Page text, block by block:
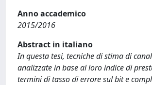
Anno accademico
2015/2016
Abstract in italiano
In questa tesi, tecniche di stima di
analizzate in base al loro indice di
termini di tasso di errore sul bit e